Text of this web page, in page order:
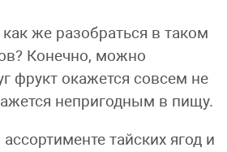
же разобраться в таком
Конечно, можно
фрукт окажется совсем не
непригодным в пищу.
тайских ягод и